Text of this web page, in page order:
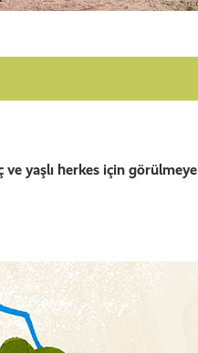
yaşlı herkes için görülmeye